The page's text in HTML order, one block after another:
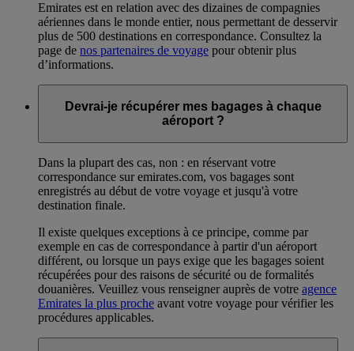
Emirates est en relation avec des dizaines de compagnies
aériennes dans le monde entier, nous permettant de desservir
plus de 500 destinations en correspondance. Consultez la
page de nos partenaires de voyage pour obtenir plus
d’informations.
Devrai-je récupérer mes bagages à chaque
aéroport ?
Dans la plupart des cas, non : en réservant votre
correspondance sur emirates.com, vos bagages sont
enregistrés au début de votre voyage et jusqu'à votre
destination finale.
Il existe quelques exceptions à ce principe, comme par
exemple en cas de correspondance à partir d'un aéroport
différent, ou lorsque un pays exige que les bagages soient
récupérées pour des raisons de sécurité ou de formalités
douanières. Veuillez vous renseigner auprès de votre agence
Emirates la plus proche avant votre voyage pour vérifier les
procédures applicables.